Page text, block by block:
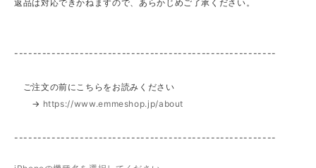
返品は対応できかねますので、あらかじめご了承ください。
--------------------------------------------------------
ご注文の前にこちらをお読みください
→ https://www.emmeshop.jp/about
--------------------------------------------------------